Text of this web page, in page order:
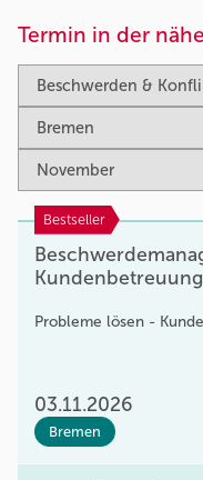
Termin in der
Bestseller
Kundenbetreuung
Probleme lösen -
03.11.2026
Bremen